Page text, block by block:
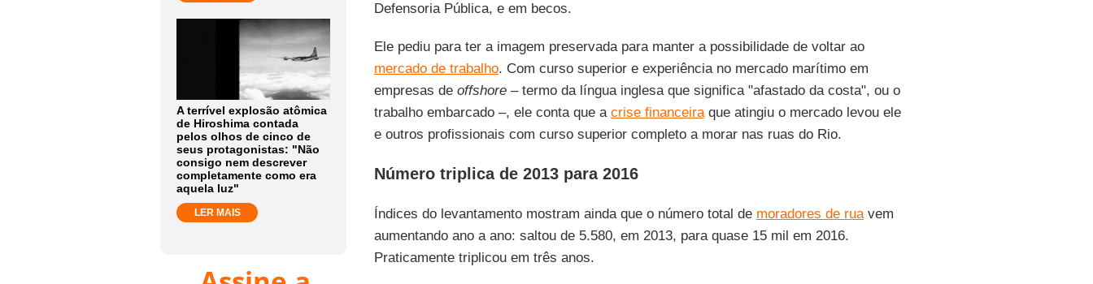
A terrível explosão atômica
de Hiroshima contada
pelos olhos de cinco de
seus protagonistas: "Não
consigo nem descrever
completamente como era
aquela luz"
LER MAIS
Defensoria Pública, e em becos.
Ele pediu para ter a imagem preservada para manter a possibilidade de voltar ao
mercado de trabalho. Com curso superior e experiência no mercado marítimo em
empresas de offshore– termo da língua inglesa que significa "afastado da costa", ou o
trabalho embarcado –, ele conta que a crise financeiraque atingiu o mercado levou ele
e outros profissionais com curso superior completo a morar nas ruas do Rio.
Número triplica de 2013 para 2016
Índices do levantamento mostram ainda que o número total de moradores de ruavem
aumentando ano a ano: saltou de 5.580, em 2013, para quase 15 mil em 2016.
Praticamente triplicou em três anos.